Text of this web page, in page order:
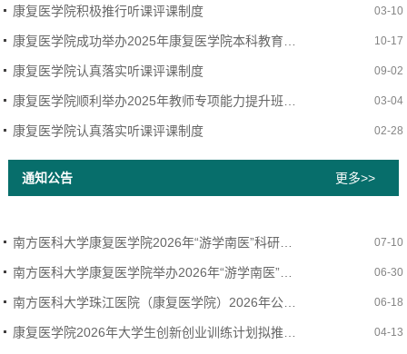
康复医学院积极推行听课评课制度 03-10
康复医学院成功举办2025年康复医学院本科教育教学审核评估第二期师资培训 10-17
康复医学院认真落实听课评课制度 09-02
‌康复医学院顺利举办2025年教师专项能力提升班暨本科审核评估动员会 03-04
康复医学院认真落实听课评课制度 02-28
通知公告 更多>>
南方医科大学康复医学院2026年“游学南医”科研体验行活动拟入选名单公示 07-10
南方医科大学康复医学院举办2026年“游学南医”科研体验行活动的通知 06-30
南方医科大学珠江医院（康复医学院）2026年公开招聘专业技术人员（第一批）公告 06-18
康复医学院2026年大学生创新创业训练计划拟推荐项目信息公示 04-13